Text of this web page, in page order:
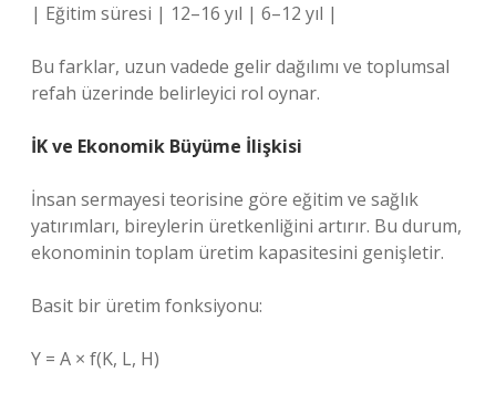
| Eğitim süresi | 12–16 yıl | 6–12 yıl |
Bu farklar, uzun vadede gelir dağılımı ve toplumsal
refah üzerinde belirleyici rol oynar.
İK ve Ekonomik Büyüme İlişkisi
İnsan sermayesi teorisine göre eğitim ve sağlık
yatırımları, bireylerin üretkenliğini artırır. Bu durum,
ekonominin toplam üretim kapasitesini genişletir.
Basit bir üretim fonksiyonu:
Y = A × f(K, L, H)